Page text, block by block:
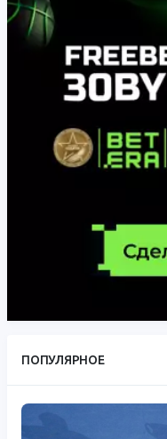
ПОПУЛЯРНОЕ